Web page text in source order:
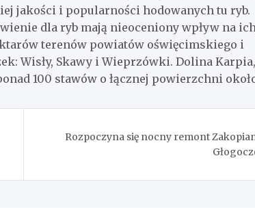
jakości i popularności hodowanych tu ryb.
dla ryb mają nieoceniony wpływ na
terenów powiatów oświęcimskiego i
Wisły, Skawy i Wieprzówki. Dolina
100 stawów o łącznej powierzchni
Rozpoczyna się nocny remont